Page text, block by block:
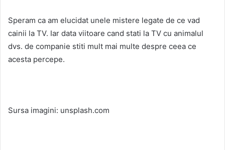
Speram ca am elucidat unele mistere legate de ce vad
cainii la TV. Iar data viitoare cand stati la TV cu animalul
dvs. de companie stiti mult mai multe despre ceea ce
acesta percepe.
Sursa imagini: unsplash.com